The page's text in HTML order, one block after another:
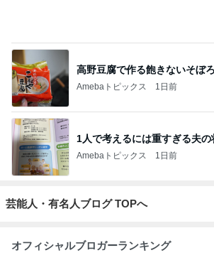
1人で考えるには重すぎる夫の
Amebaトピックス 1日前
芸能人・有名人ブログ TOPへ
オフィシャルブロガーランキング
総合ランキング